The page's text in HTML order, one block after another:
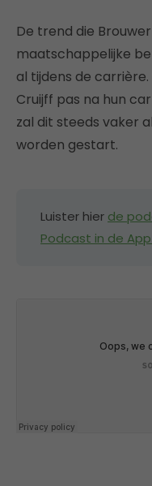
De trend die
maatschappelijke
al tijdens de
Cruijff pas na hun
zal dit steeds vaker
worden gestart.
Luister hier de
Podcast in de